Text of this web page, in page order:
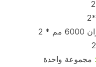
* 2
مجموعة واحدة